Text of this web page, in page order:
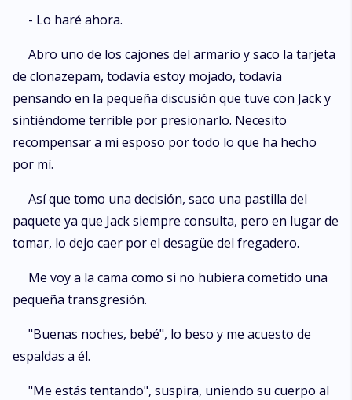
- Lo haré ahora.
Abro uno de los cajones del armario y saco la tarjeta
de clonazepam, todavía estoy mojado, todavía
pensando en la pequeña discusión que tuve con Jack y
sintiéndome terrible por presionarlo. Necesito
recompensar a mi esposo por todo lo que ha hecho
por mí.
Así que tomo una decisión, saco una pastilla del
paquete ya que Jack siempre consulta, pero en lugar de
tomar, lo dejo caer por el desagüe del fregadero.
Me voy a la cama como si no hubiera cometido una
pequeña transgresión.
"Buenas noches, bebé", lo beso y me acuesto de
espaldas a él.
"Me estás tentando", suspira, uniendo su cuerpo al